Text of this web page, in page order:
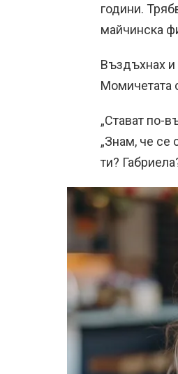
години.
майчинска
Въздъхнах и
Момичетата
„Стават по-
„Знам, че се
ти?